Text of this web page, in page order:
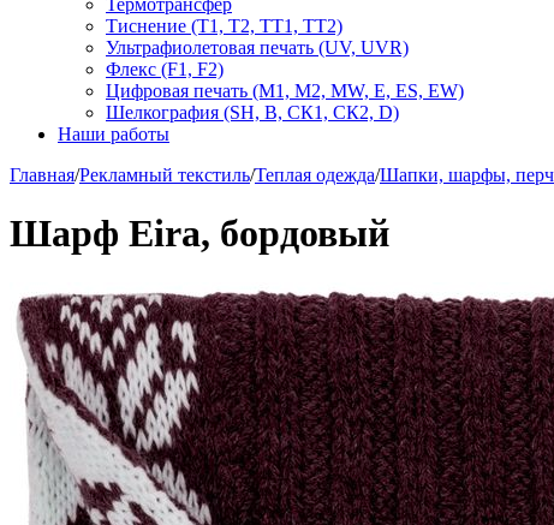
Термотрансфер
Тиснение (Т1, Т2, ТT1, ТT2)
Ультрафиолетовая печать (UV, UVR)
Флекс (F1, F2)
Цифровая печать (M1, M2, MW, E, ES, EW)
Шелкография (SH, В, СК1, СК2, D)
Наши работы
Главная/Рекламный текстиль/Теплая одежда/Шапки, шарфы,
Шарф Eira, бордовый